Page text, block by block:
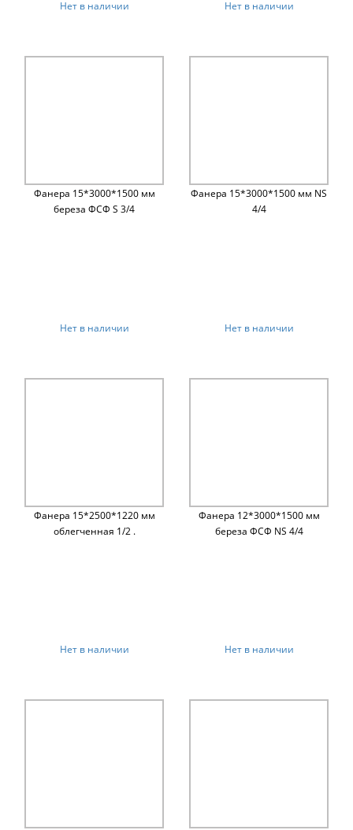
Нет в наличии Нет в наличии
Фанера 15*3000*1500 мм
береза ФСФ S 3/4
Нет в наличии
Фанера 15*3000*1500 мм NS
4/4
Нет в наличии
Фанера 15*2500*1220 мм
облегченная 1/2 .
Нет в наличии
Фанера 12*3000*1500 мм
береза ФСФ NS 4/4
Нет в наличии